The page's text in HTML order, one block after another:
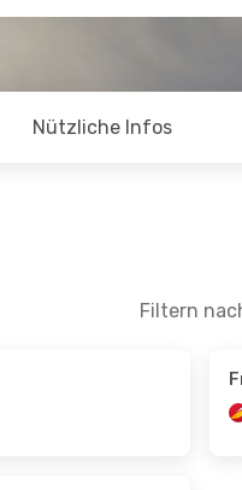
Nützliche Infos
Filtern